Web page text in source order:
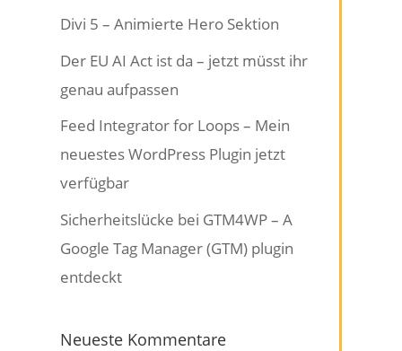
Divi 5 – Animierte Hero Sektion
Der EU AI Act ist da – jetzt müsst ihr
genau aufpassen
Feed Integrator for Loops – Mein
neuestes WordPress Plugin jetzt
verfügbar
Sicherheitslücke bei GTM4WP – A
Google Tag Manager (GTM) plugin
entdeckt
Neueste Kommentare